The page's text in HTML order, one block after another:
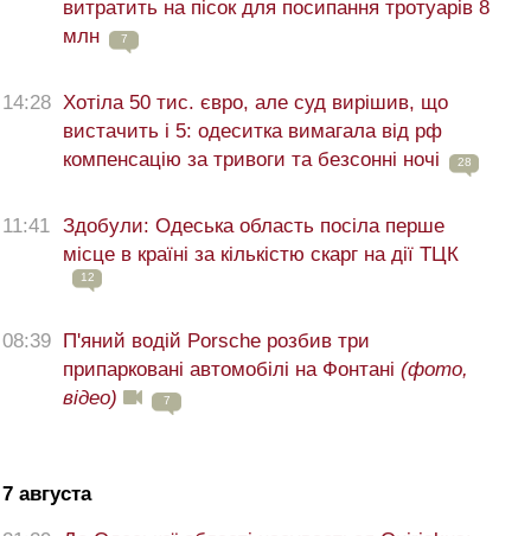
витратить на пісок для посипання тротуарів 8
млн
7
14:28 Хотіла 50 тис. євро, але суд вирішив, що
вистачить і 5: одеситка вимагала від рф
компенсацію за тривоги та безсонні ночі
28
11:41 Здобули: Одеська область посіла перше
місце в країні за кількістю скарг на дії ТЦК
12
08:39
П'яний водій Porsche розбив три
припарковані автомобілі на Фонтані (фото,
відео)
7
7 августа